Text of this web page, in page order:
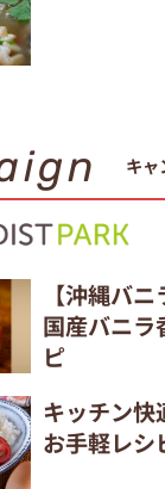
キャ
【沖縄バ
国産バニラ
ピ
キッチン
お手軽レシ